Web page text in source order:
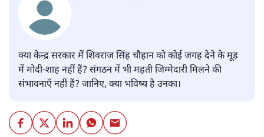
क्या केन्द्र सरकार में शिवराज सिंह चौहान को कोई जगह देने के मूड
में मोदी-शाह नहीं हैं? संगठन में भी महती जिम्मेदारी मिलने की
संभावनाएँ नहीं हैं? जानिए, क्या भविष्य है उनका।